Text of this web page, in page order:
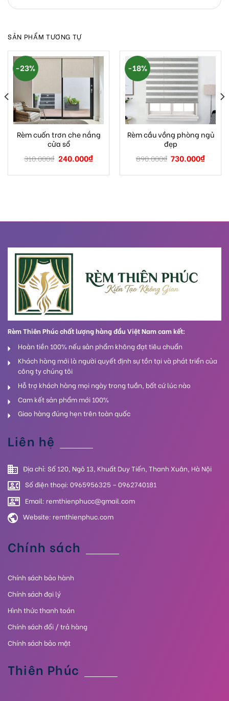
SẢN PHẨM TƯƠNG TỰ
-23%
Rèm cuốn trơn che nắng
cửa sổ
310.000₫ 240.000₫
-18%
Rèm cầu vồng phòng ngủ
đẹp
890.000₫ 730.000₫
Rèm Thiên Phúc chất lượng hàng đầu Việt Nam cam kết:
Hoàn tiền 100% nếu sản phẩm không đạt tiêu chuẩn
Khách hàng mới là người quyết định sự tồn tại và phát triển của
công ty chúng tôi
Hỗ trợ khách hàng mọi ngày trong tuần, bất cứ lúc nào
Cam kết sản phẩm mới 100%
Giao hàng đúng hẹn trên toàn quốc
Liên hệ
Địa chỉ: Số 120, Ngõ 13, Khuất Duy Tiến, Thanh Xuân, Hà Nội
Số điện thoại: 0965956325 – 0962740181
Email: remthienphucc@gmail.com
Website: remthienphuc.com
Chính sách
Chính sách bảo hành
Chính sách đại lý
Hình thức thanh toán
Chính sách đổi / trả hàng
Chính sách bảo mật
Thiên Phúc